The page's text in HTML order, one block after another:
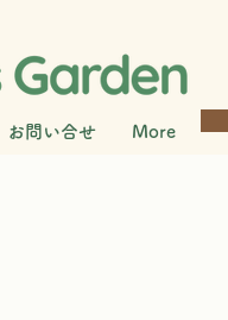
お問い合せ More